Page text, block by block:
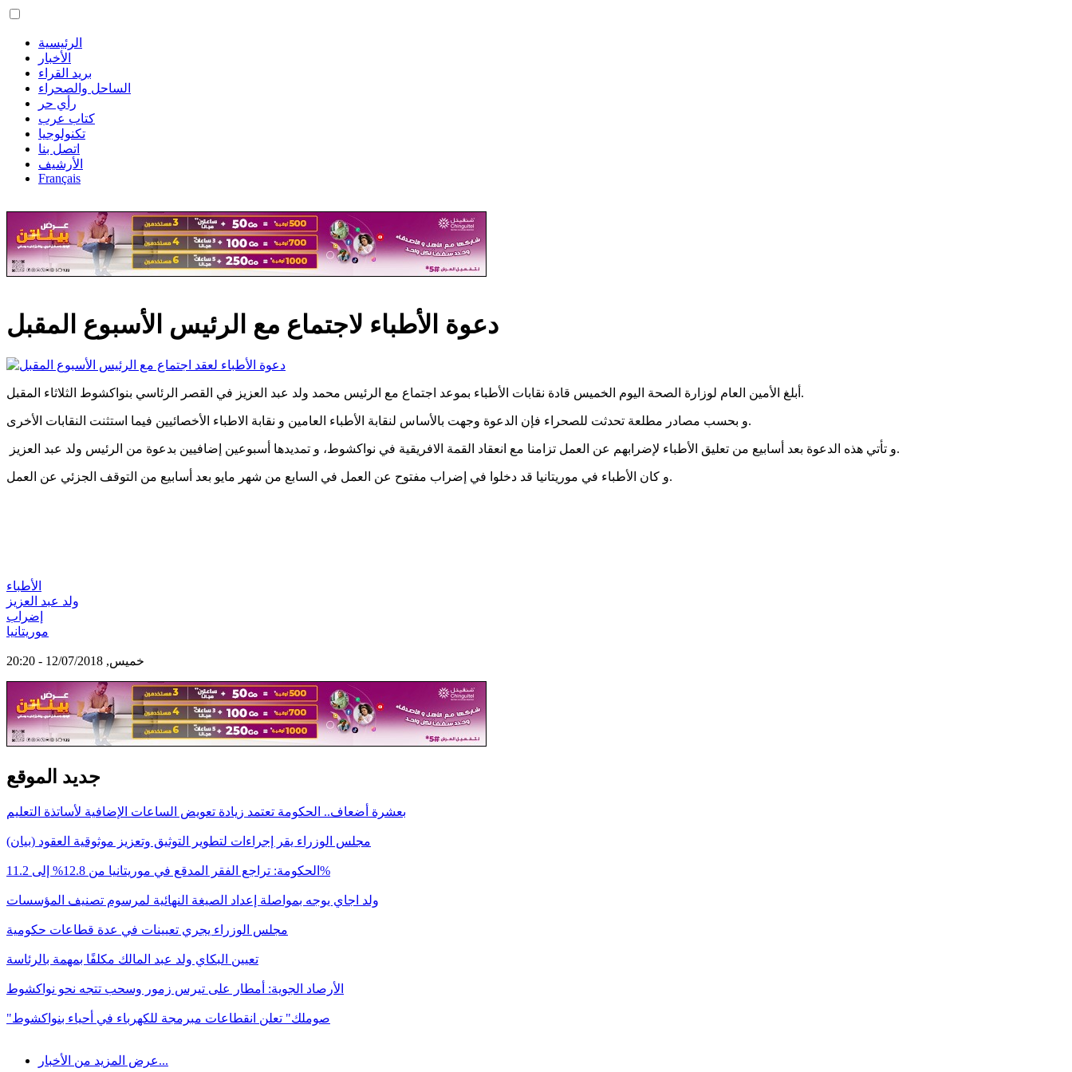
الرئيسية
الأخبار
بريد القراء
الساحل والصحراء
رأي حر
كتاب عرب
تكنولوجيا
اتصل بنا
الأرشيف
Français
دعوة الأطباء لاجتماع مع الرئيس الأسبوع المقبل
أبلغ الأمين العام لوزارة الصحة اليوم الخميس قادة نقابات الأطباء بموعد اجتماع مع الرئيس محمد ولد عبد العزيز في القصر الرئاسي بنواكشوط الثلاثاء المقبل.
و بحسب مصادر مطلعة تحدثت للصحراء فإن الدعوة وجهت بالأساس لنقابة الأطباء العامين و نقابة الاطباء الأخصائيين فيما استثنت النقابات الأخرى.
و تأتي هذه الدعوة بعد أسابيع من تعليق الأطباء لإضرابهم عن العمل تزامنا مع انعقاد القمة الافريقية في نواكشوط، و تمديدها أسبوعين إضافيين بدعوة من الرئيس ولد عبد العزيز.
و كان الأطباء في موريتانيا قد دخلوا في إضراب مفتوح عن العمل في السابع من شهر مايو بعد أسابيع من التوقف الجزئي عن العمل.
الأطباء
ولد عبد العزيز
إضراب
موريتانيا
خميس, 12/07/2018 - 20:20
جديد الموقع
بعشرة أضعاف.. الحكومة تعتمد زيادة تعويض الساعات الإضافية لأساتذة التعليم
مجلس الوزراء يقر إجراءات لتطوير التوثيق وتعزيز موثوقية العقود (بيان)
الحكومة: تراجع الفقر المدقع في موريتانيا من 12.8% إلى 11.2%
ولد اجاي يوجه بمواصلة إعداد الصيغة النهائية لمرسوم تصنيف المؤسسات
مجلس الوزراء يجري تعيينات في عدة قطاعات حكومية
تعيين البكاي ولد عبد المالك مكلفًا بمهمة بالرئاسة
الأرصاد الجوية: أمطار على تيرس زمور وسحب تتجه نحو نواكشوط
"صوملك" تعلن انقطاعات مبرمجة للكهرباء في أحياء بنواكشوط
عرض المزيد من الأخبار...